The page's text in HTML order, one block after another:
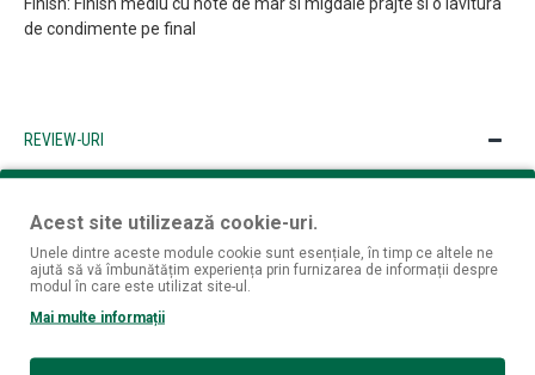
Finish: Finish mediu cu note de mar si migdale prajte si o lavitura
de condimente pe final
REVIEW-URI
Nu sunt opinii despre acest produs.
SPUNE-ŢI OPINIA
Numele tău:
Opinia ta:
Acest site utilizează cookie-uri.
Unele dintre aceste module cookie sunt esențiale, în timp ce altele ne
ajută să vă îmbunătățim experiența prin furnizarea de informații despre
modul în care este utilizat site-ul.
Mai multe informații